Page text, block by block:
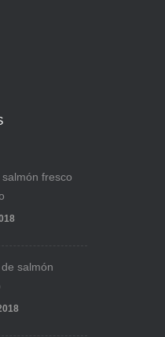
fresco
salmón